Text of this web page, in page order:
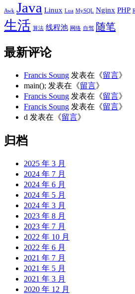
Awk Java Linux Lua MySQL Nginx PHP
生活 算法 线程池 网络 自驾 随笔
最新评论
Francis Soung 发表在《留言》
main(); 发表在《留言》
Francis Soung 发表在《留言》
Francis Soung 发表在《留言》
d 发表在《留言》
归档
2025 年 3 月
2024 年 7 月
2024 年 6 月
2024 年 5 月
2024 年 3 月
2023 年 8 月
2023 年 7 月
2022 年 10 月
2022 年 6 月
2021 年 7 月
2021 年 5 月
2021 年 3 月
2020 年 12 月